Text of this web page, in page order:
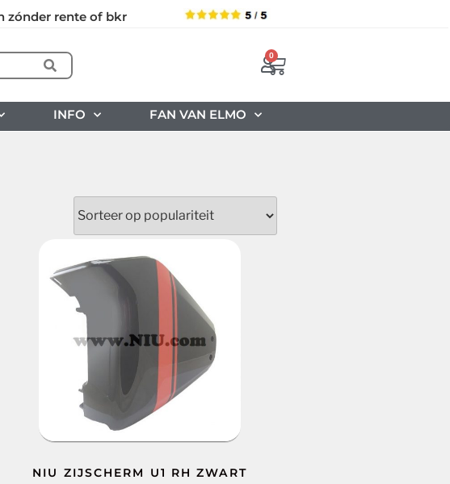
zónder rente of bkr
0
INFO FAN VAN ELMO
NIU ZIJSCHERM U1 RH ZWART